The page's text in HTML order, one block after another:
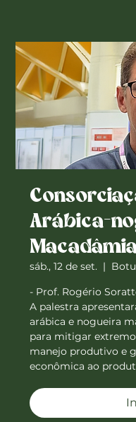
Arábica-
sáb., 12 de set.
  |
- Prof. Rogério
A palestra
arábica e nogueira
para mitigar
manejo produtivo e
econômica ao